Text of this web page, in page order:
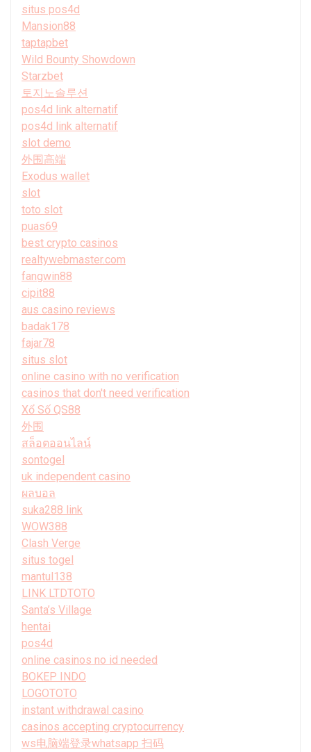
situs pos4d
Mansion88
taptapbet
Wild Bounty Showdown
Starzbet
토지노솔루션
pos4d link alternatif
pos4d link alternatif
slot demo
外围高端
Exodus wallet
slot
toto slot
puas69
best crypto casinos
realtywebmaster.com
fangwin88
cipit88
aus casino reviews
badak178
fajar78
situs slot
online casino with no verification
casinos that don't need verification
Xổ Số QS88
外围
สล็อตออนไลน์
sontogel
uk independent casino
ผลบอล
suka288 link
WOW388
Clash Verge
situs togel
mantul138
LINK LTDTOTO
Santa’s Village
hentai
pos4d
online casinos no id needed
BOKEP INDO
LOGOTOTO
instant withdrawal casino
casinos accepting cryptocurrency
ws电脑端登录whatsapp 扫码